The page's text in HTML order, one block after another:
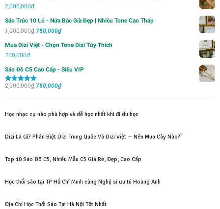
1,500,000₫.
2,000,000₫
Sáo Trúc 10 Lỗ - Nứa Bắc Già Đẹp | Nhiều Tone Cao Thấp
1,000,000₫ Giá
là:
750,000₫Giá
750,000₫.
Mua Dizi Việt - Chọn Tone Dizi Tùy Thích
700,000₫
Sáo Đô C5 Cao Cấp - Siêu VIP
Được xếp
2,000,000₫ Giá
2,000,000₫.
750,000₫Giá
là:
Học nhạc cụ nào phù hợp và dễ học nhất khi đi du học
Dizi Là Gì? Phân Biệt Dizi Trung Quốc Và Dizi Việt — Nên Mua Cây Nào?"
Top 10 Sáo Đô C5, Nhiều Mẫu C5 Giá Rẻ, Đẹp, Cao Cấp
Học thổi sáo tại TP Hồ Chí Minh cùng Nghệ sĩ ưu tú Hoàng Anh
Địa Chỉ Học Thổi Sáo Tại Hà Nội Tốt Nhất